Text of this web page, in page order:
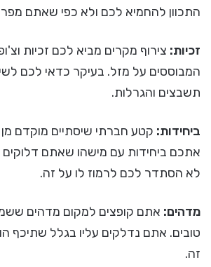
התכוון להחמיא לכם ולא כפי שאתם
זכיות: צירוף מקרים מביא לכם זכיות
המבוססים על מזל. בעיקר כדאי לכם
תשבצים והגרלות.
ביחידות: קטע חברתי שיסתיים מוקדם מן
אתכם ביחידות עם מישהו שאתם דלוקים
לא הסתדר לכם לרמוז לו על זה.
מדהים: אתם קופצים למקום מדהים
טובים. אתם נדלקים עליו בגלל שתיכף
זה.